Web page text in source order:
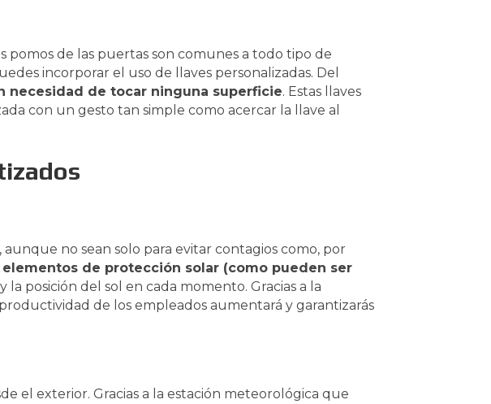
pomos de las puertas son comunes a todo tipo de
incorporar el uso de llaves personalizadas. Del
necesidad de tocar ninguna superficie. Estas llaves
con un gesto tan simple como acercar la llave al
no sean solo para evitar contagios como, por
elementos de protección solar (como pueden ser
posición del sol en cada momento. Gracias a la
de los empleados aumentará y garantizarás
el exterior. Gracias a la estación meteorológica que